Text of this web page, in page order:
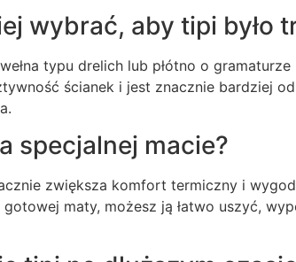
wybrać, aby tipi było
typu drelich lub płótno o
ścianek i jest znacznie bardziej
specjalnej macie?
zwiększa komfort termiczny i
maty, możesz ją łatwo uszyć,